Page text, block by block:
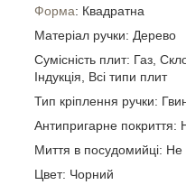
Форма: Квадратна
Матеріал ручки: Дерево
Сумісність плит: Газ,
Індукція, Всі типи плит
Тип кріплення ручки:
Антипригарне покриття:
Миття в посудомийці:
Цвет: Чорний